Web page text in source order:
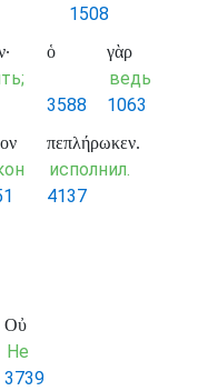
1508
ὁ
3588
γὰρ
ведь
1063
πεπλήρωκεν.
исполнил.
4137
Οὐ
Не
3739